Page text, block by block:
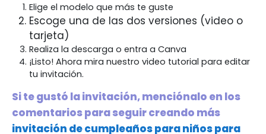
Elige el modelo que más te guste
Escoge una de las dos versiones (video o
tarjeta)
Realiza la descarga o entra a Canva
¡Listo! Ahora mira nuestro video tutorial para editar
tu invitación.
Si te gustó la invitación, menciónalo en los
comentarios para seguir creando más
invitación de cumpleaños para niños para